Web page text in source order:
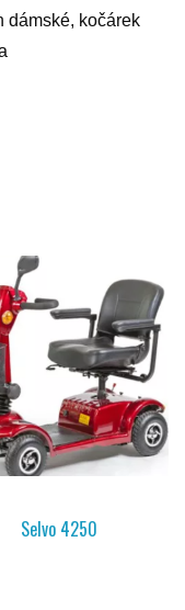
dámské, kočárek
Selvo 4250